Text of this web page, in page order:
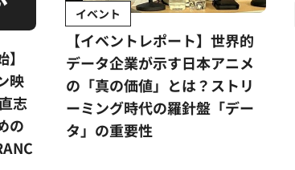
映
志
の
イベント
【イベントレポート】世界的
データ企業が示す日本アニメ
の「真の価値」とは？ストリ
ーミング時代の羅針盤「デー
タ」の重要性